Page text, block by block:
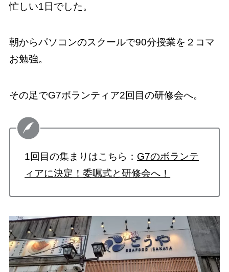
忙しい1日でした。
朝からパソコンのスクールで90分授業を２コマ
お勉強。
その足でG7ボランティア2回目の研修会へ。
1回目の集まりはこちら： G7のボランテ
ィアに決定！委嘱式と研修会へ！